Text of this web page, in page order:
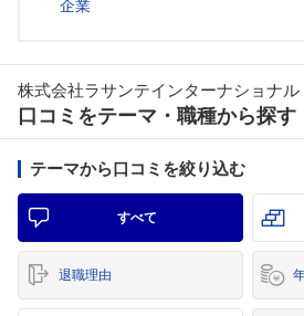
企業
株式会社ラサンテインターナショナル
口コミをテーマ・職種から探す
テーマから口コミを絞り込む
すべて
退職理由